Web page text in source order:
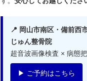
📍 岡山市南区・備前西
じゅん整骨院
超音波画像検査 × 病態
▶ ご予約はこちら